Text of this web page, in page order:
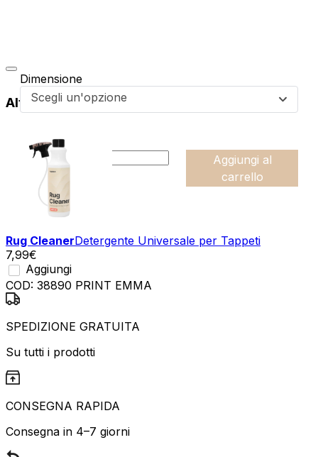
Dimensione
Scegli un'opzione
:product_name quantity
Aggiungi al
carrello
Altri prodotti di questa collezione
Rug CleanerDetergente Universale per Tappeti
7,99€
Aggiungi
COD: 38890 PRINT EMMA
SPEDIZIONE GRATUITA
Su tutti i prodotti
CONSEGNA RAPIDA
Consegna in 4–7 giorni